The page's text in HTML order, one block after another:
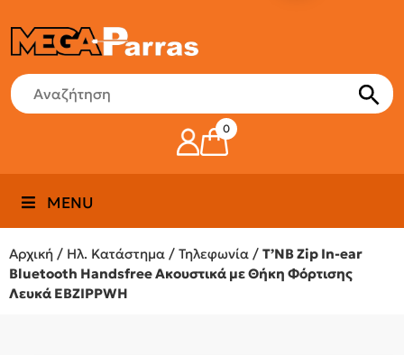
0
MENU
Αρχική / Ηλ. Κατάστημα / Τηλεφωνία / T’NB Zip In-ear
Bluetooth Handsfree Ακουστικά με Θήκη Φόρτισης
Λευκά EBZIPPWH